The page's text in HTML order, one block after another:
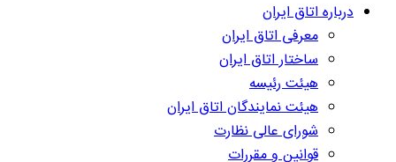
درباره اتاق ایران
معرفی اتاق ایران
ساختار اتاق ایران
هیئت رئیسه
هیئت نمایندگان اتاق ایران
شورای عالی نظارت
قوانین و مقررات